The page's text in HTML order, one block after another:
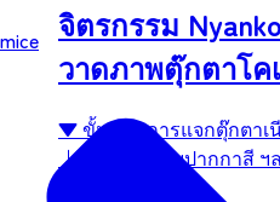
mice
จิตรกรรม
วาดภาพตุ๊กตาโค
▼ ขั้นตอนการแจกตุ๊กตาเ
↓ ระบายสีด้วยปากกาสี ฯ